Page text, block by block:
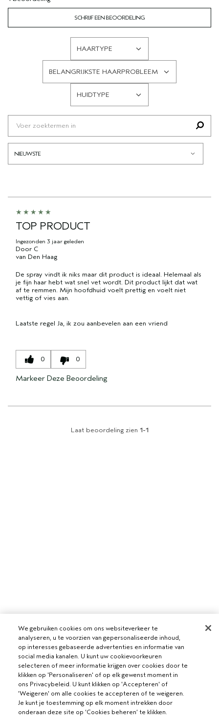
SCHRIJF EEN BEOORDELING
HAARTYPE
OP
HAARTYPE
BELANGRIJKSTE HAARPROBLEEM
BELANGRIJKSTE
HAARPROBLEEM
HUIDTYPE
TOP PRODUCT
Ingezonden 3 jaar geleden
Door C
van Den Haag
De spray vindt ik niks maar dit product is ideaal. Helemaal als
je fijn haar hebt wat snel vet wordt. Dit product lijkt dat wat
af te remmen. Mijn hoofdhuid voelt prettig en voelt niet
vettig of vies aan.
Laatste regel Ja, ik zou aanbevelen aan een vriend
0 0
Markeer Deze Beoordeling
Laat beoordeling zien 1-1
VOOR PROFESSIONALS
WORD EEN AVEDA SALON
HULP NODIG?
We gebruiken cookies om ons websiteverkeer te
analyseren, u te voorzien van gepersonaliseerde inhoud,
op interesses gebaseerde advertenties en informatie van
social media kanalen. U kunt uw cookievoorkeuren
selecteren of meer informatie krijgen over cookies door te
klikken op 'Personaliseren' of op elk gewenst moment in
ons Privacybeleid. U kunt klikken op 'Accepteren' of
'Weigeren' om alle cookies te accepteren of te weigeren.
Je kunt je toestemming op elk moment intrekken door
onderaan deze site op ‘Cookies beheren’ te klikken.